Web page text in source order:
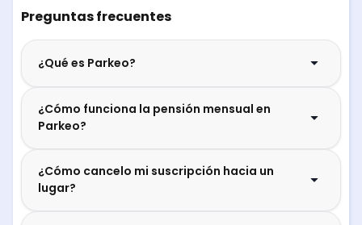
Preguntas frecuentes
¿Qué es Parkeo?
¿Cómo funciona la pensión mensual en
Parkeo?
¿Cómo cancelo mi suscripción hacia un
lugar?